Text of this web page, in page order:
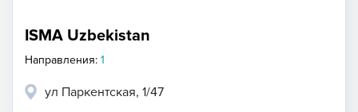
ISMA Uzbekistan
Направления: 1
ул Паркентская, 1/47